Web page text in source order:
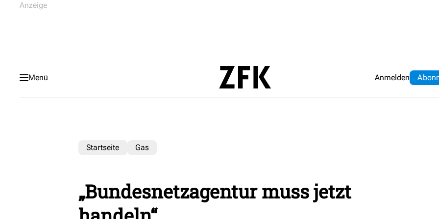
Menü Anmelden Abo
Startseite Gas
„Bundesnetzagentur muss jetzt